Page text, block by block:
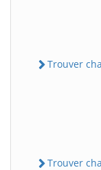
Trouver
Trouver